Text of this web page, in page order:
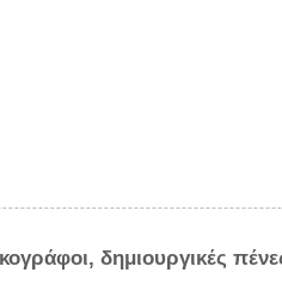
δημιουργικές